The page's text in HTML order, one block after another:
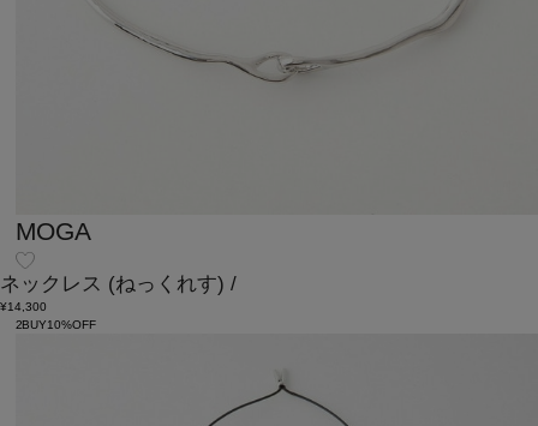
MOGA
ネックレス (ねっくれす) /
¥14,300
2BUY10%OFF